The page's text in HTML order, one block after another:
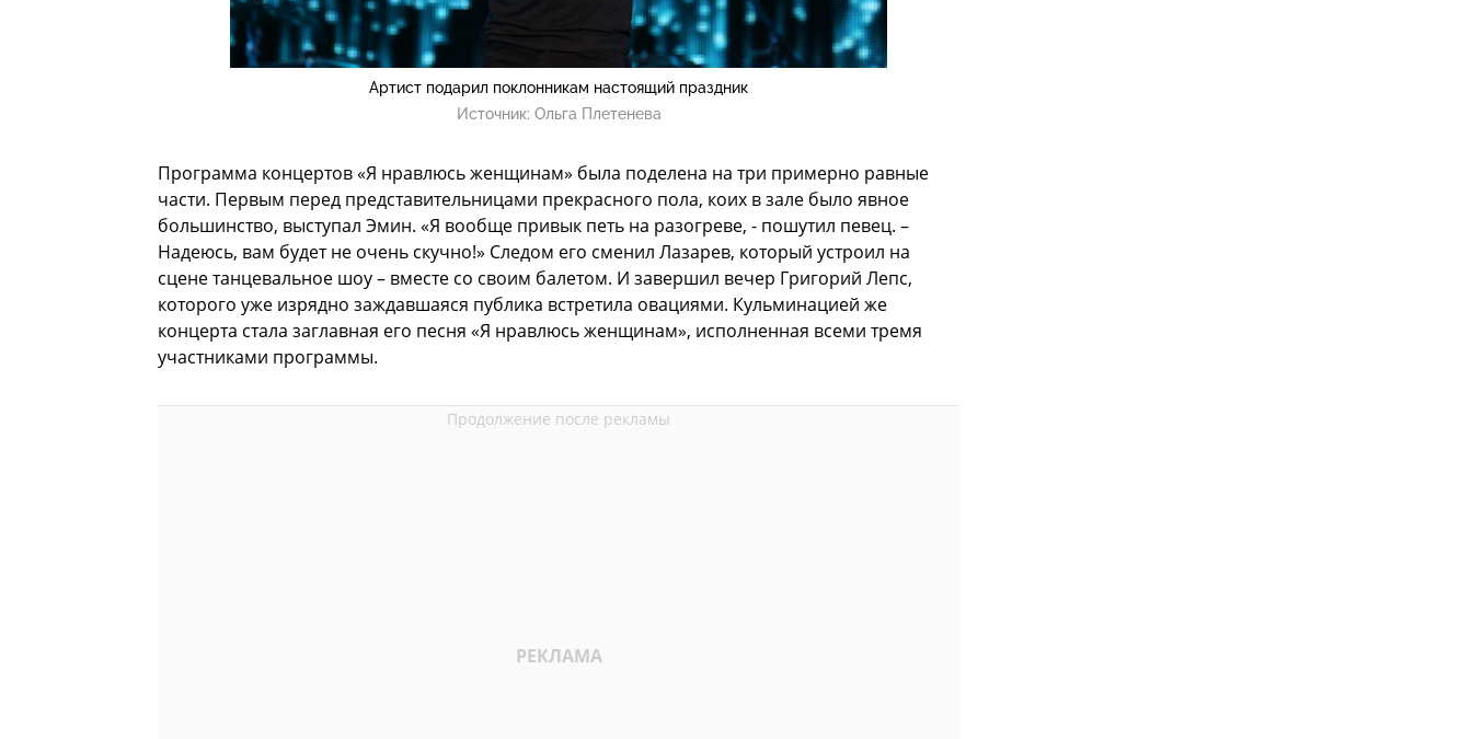
Артист подарил поклонникам настоящий праздник
Источник: Ольга Плетенева
Программа концертов «Я нравлюсь женщинам» была поделена на три примерно равные
части. Первым перед представительницами прекрасного пола, коих в зале было явное
большинство, выступал Эмин. «Я вообще привык петь на разогреве, - пошутил певец. –
Надеюсь, вам будет не очень скучно!» Следом его сменил Лазарев, который устроил на
сцене танцевальное шоу – вместе со своим балетом. И завершил вечер Григорий Лепс,
которого уже изрядно заждавшаяся публика встретила овациями. Кульминацией же
концерта стала заглавная его песня «Я нравлюсь женщинам», исполненная всеми тремя
участниками программы.